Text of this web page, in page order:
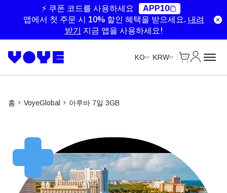
⚡ 쿠폰 코드를 사용하세요
APP10
앱에서 첫 주문 시 10% 할인 혜택을 받으세요. 내려
받기
지금 앱을 사용하세요!
KO KRW
홈 VoyeGlobal 아루바 7일 3GB